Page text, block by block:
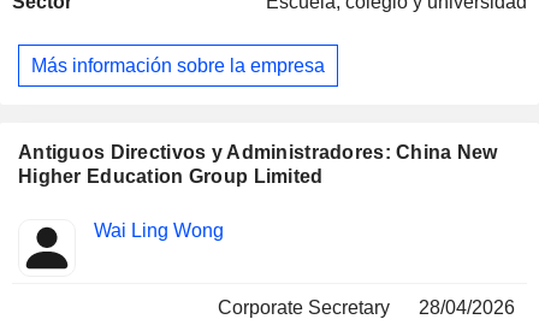
Antiguos Directivos y Administradores: China New
Higher Education Group Limited
Insider
Funciones
ocupadas
Wai Ling Wong
Corporate Secretary 28/04/2026
Más información sobre la empresa